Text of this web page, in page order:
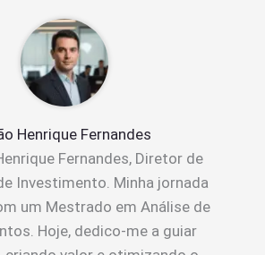
Henrique Fernandes
Fernandes, Diretor de
Investimento. Minha jornada
um Mestrado em Análise de
Hoje, dedico-me a guiar